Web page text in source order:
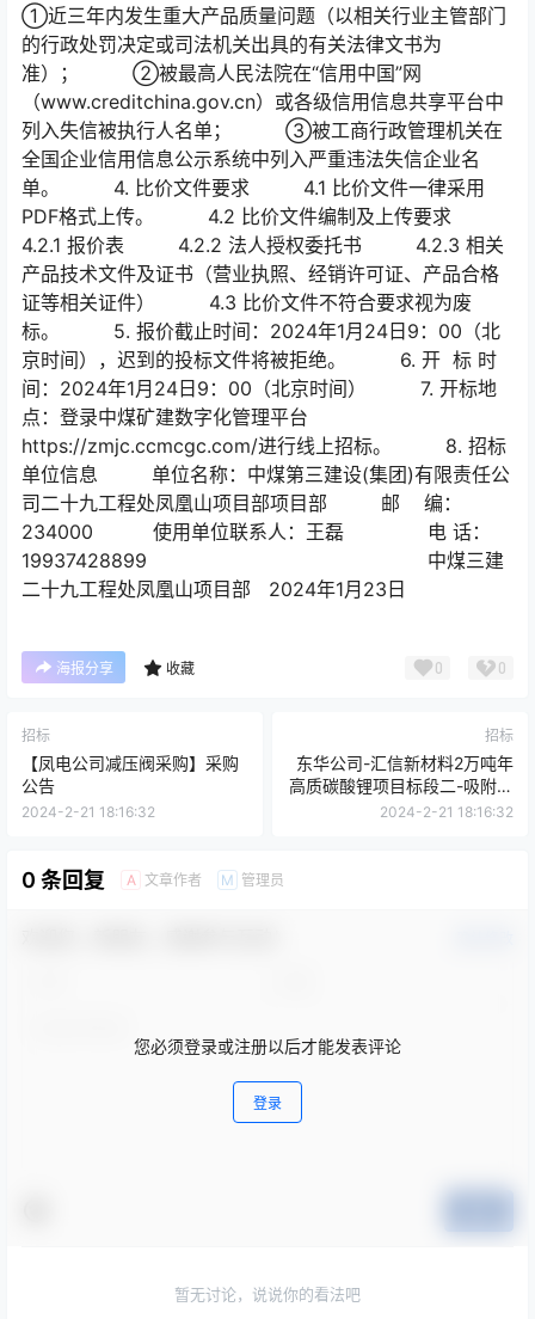
①近三年内发生重大产品质量问题（以相关行业主管部门
的行政处罚决定或司法机关出具的有关法律文书为
准）； ②被最高人民法院在“信用中国”网
（www.creditchina.gov.cn）或各级信用信息共享平台中
列入失信被执行人名单； ③被工商行政管理机关在
全国企业信用信息公示系统中列入严重违法失信企业名
单。 4. 比价文件要求 4.1 比价文件一律采用
PDF格式上传。 4.2 比价文件编制及上传要求
4.2.1 报价表 4.2.2 法人授权委托书 4.2.3 相关
产品技术文件及证书（营业执照、经销许可证、产品合格
证等相关证件） 4.3 比价文件不符合要求视为废
标。 5. 报价截止时间：2024年1月24日9：00（北
京时间），迟到的投标文件将被拒绝。 6. 开 标 时
间：2024年1月24日9：00（北京时间） 7. 开标地
点：登录中煤矿建数字化管理平台
https://zmjc.ccmcgc.com/进行线上招标。 8. 招标
单位信息 单位名称：中煤第三建设(集团)有限责任公
司二十九工程处凤凰山项目部项目部 邮 编：
234000 使用单位联系人：王磊 电 话：
19937428899 中煤三建
二十九工程处凤凰山项目部 2024年1月23日
海报分享 收藏 0 0
招标
【凤电公司减压阀采购】采购
公告
2024-2-21 18:16:32
招标
东华公司-汇信新材料2万吨年
高质碳酸锂项目标段二-吸附系
统变更公告
2024-2-21 18:16:32
0 条回复 A 文章作者 M 管理员
您必须登录或注册以后才能发表评论
登录
暂无讨论，说说你的看法吧